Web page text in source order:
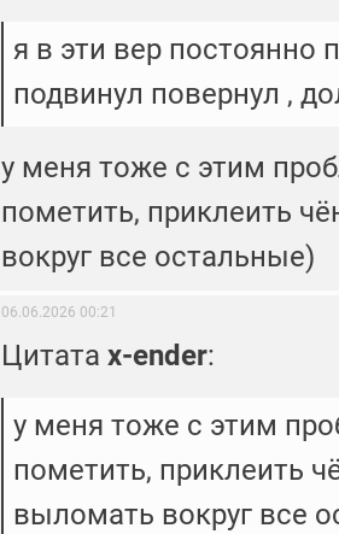
я в эти вер постоянно
подвинул повернул ,
у меня тоже с этим
пометить, приклеить
вокруг все остальные)
06.06.2026 00:21
Цитата x-ender:
у меня тоже с этим
пометить, приклеить
выломать вокруг все